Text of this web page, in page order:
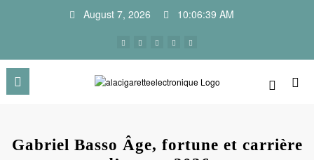
August 7, 2026 10:06:40 AM
Gabriel Basso Âge, fortune et carrière